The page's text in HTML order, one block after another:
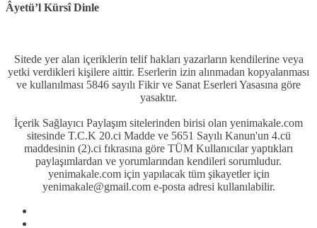
Âyetü’l Kürsî Dinle
Sitede yer alan içeriklerin telif hakları yazarların kendilerine veya
yetki verdikleri kişilere aittir. Eserlerin izin alınmadan kopyalanması
ve kullanılması 5846 sayılı Fikir ve Sanat Eserleri Yasasına göre
yasaktır.
İçerik Sağlayıcı Paylaşım sitelerinden birisi olan yenimakale.com
sitesinde T.C.K 20.ci Madde ve 5651 Sayılı Kanun'un 4.cü
maddesinin (2).ci fıkrasına göre TÜM Kullanıcılar yaptıkları
paylaşımlardan ve yorumlarından kendileri sorumludur.
yenimakale.com için yapılacak tüm şikayetler için
yenimakale@gmail.com e-posta adresi kullanılabilir.